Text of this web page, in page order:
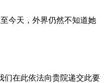
今天，外界仍然不知道她
们在此依法向贵院递交此要